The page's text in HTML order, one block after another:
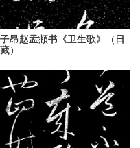
昂赵孟頫书《卫生歌》（日
）